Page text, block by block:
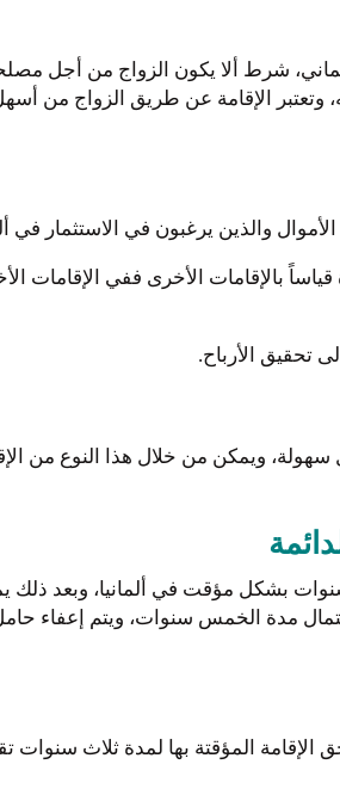
شرط ألا يكون الزواج من أجل
الإقامة عن طريق الزواج من أسهل
والذين يرغبون في الاستثمار في
بالإقامات الأخرى ففي الإقامات
تحقيق الأرباح.
ويمكن من خلال هذا النوع من
بشكل مؤقت في ألمانيا، وبعد ذلك
مدة الخمس سنوات، ويتم إعفاء
الإقامة المؤقتة بها لمدة ثلاث